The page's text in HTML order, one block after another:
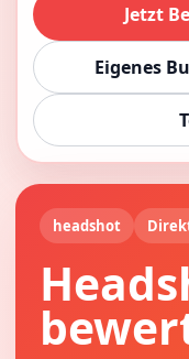
Jetzt
Eigenes
headshot